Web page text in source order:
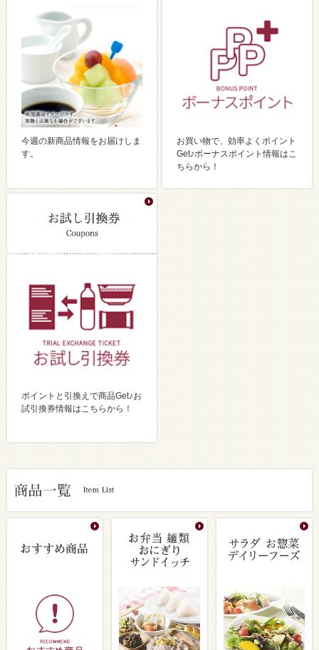
今週の新商品情報をお届けしま
す。
お買い物で、効率よくポイント
Get♪ボーナスポイント情報はこ
ちらから！
ポイントと引換えで商品Get♪お
試引換券情報はこちらから！